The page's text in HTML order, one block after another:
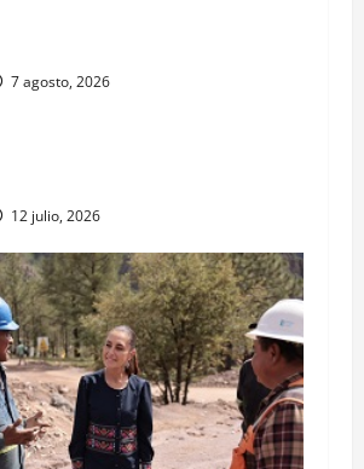
7 agosto, 2026
Portada
12 julio, 2026